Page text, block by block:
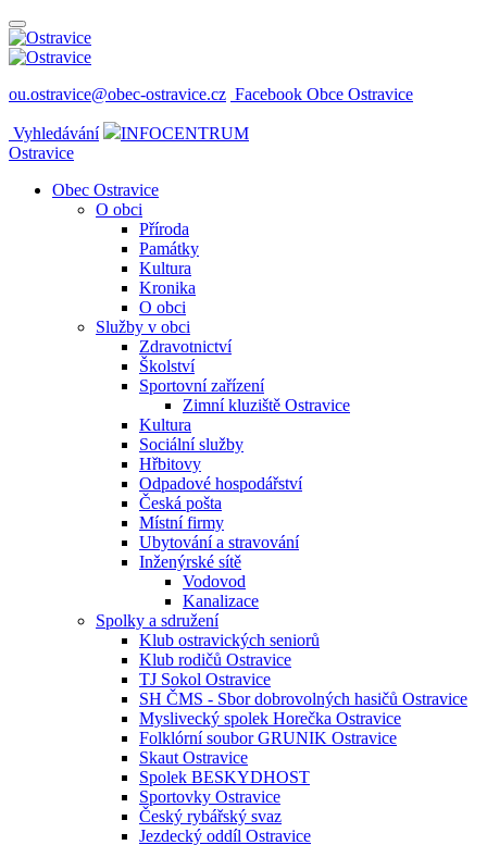
ou.ostravice@obec-ostravice.cz Facebook Obce Ostravice
Vyhledávání
INFOCENTRUM
Ostravice
Obec Ostravice
O obci
Příroda
Památky
Kultura
Kronika
O obci
Služby v obci
Zdravotnictví
Školství
Sportovní zařízení
Zimní kluziště Ostravice
Kultura
Sociální služby
Hřbitovy
Odpadové hospodářství
Česká pošta
Místní firmy
Ubytování a stravování
Inženýrské sítě
Vodovod
Kanalizace
Spolky a sdružení
Klub ostravických seniorů
Klub rodičů Ostravice
TJ Sokol Ostravice
SH ČMS - Sbor dobrovolných hasičů Ostravice
Myslivecký spolek Horečka Ostravice
Folklórní soubor GRUNIK Ostravice
Skaut Ostravice
Spolek BESKYDHOST
Sportovky Ostravice
Český rybářský svaz
Jezdecký oddíl Ostravice